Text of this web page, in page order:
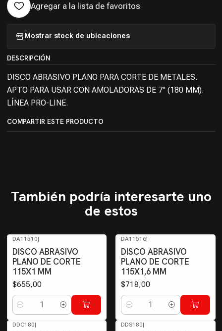
Agregar a la lista de favoritos
Mostrar stock de ubicaciones
DESCRIPCIÓN
DISCO ABRASIVO PLANO PARA CORTE DE METALES.
APTO PARA USAR CON AMOLADORAS DE 7" (180 MM).
LÍNEA PRO-LINE.
COMPARTIR ESTE PRODUCTO
También podría interesarte uno
de estos
DA11510|
DISCO ABRASIVO
PLANO DE CORTE
115X1 MM
$655,00
Cantidad
DA11516|
DISCO ABRASIVO
PLANO DE CORTE
115X1,6 MM
$718,00
Cantidad
DDC180| DDS180|